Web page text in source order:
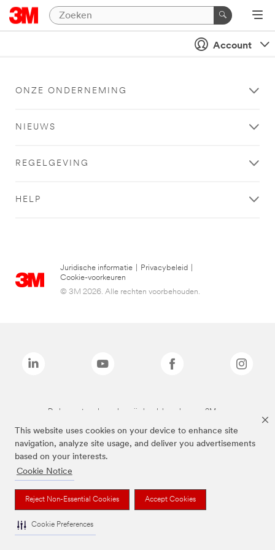
This website uses cookies on your device to enhance site
navigation, analyze site usage, and deliver you advertisements
based on your interests.
Cookie Notice
Reject Non-Essential Cookies Accept Cookies
Cookie Preferences
Account
ONZE ONDERNEMING
NIEUWS
REGELGEVING
HELP
Juridische informatie Privacybeleid
Cookie-voorkeuren
© 3M 2026. Alle rechten voorbehouden.
De bovenstaande merken zijn handelsmerken van 3M.we